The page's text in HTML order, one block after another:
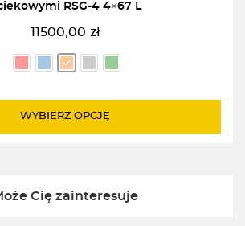
RSG-4 4×67 L
11500,00 zł
WYBIERZ OPCJĘ
Cię zainteresuje